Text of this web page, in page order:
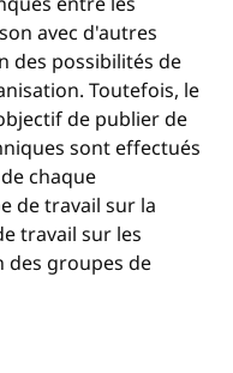
avec d'autres
des possibilités de
Toutefois, le
de publier de
sont effectués
chaque
de travail sur la
travail sur les
des groupes de